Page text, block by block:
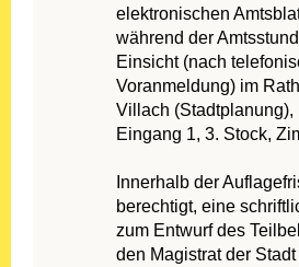
elektronischen
während der
Einsicht (nach
Voranmeldung) im
Villach (Stadtplanung),
Eingang 1, 3. Stock,
Innerhalb der
berechtigt, eine
zum Entwurf des
den Magistrat der